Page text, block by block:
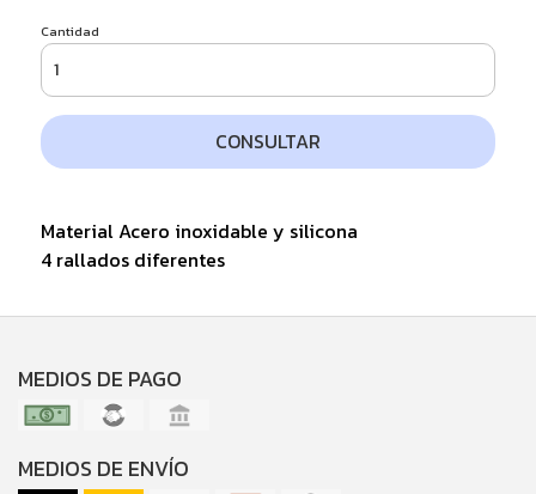
Cantidad
CONSULTAR
Material Acero inoxidable y silicona
4 rallados diferentes
MEDIOS DE PAGO
MEDIOS DE ENVÍO